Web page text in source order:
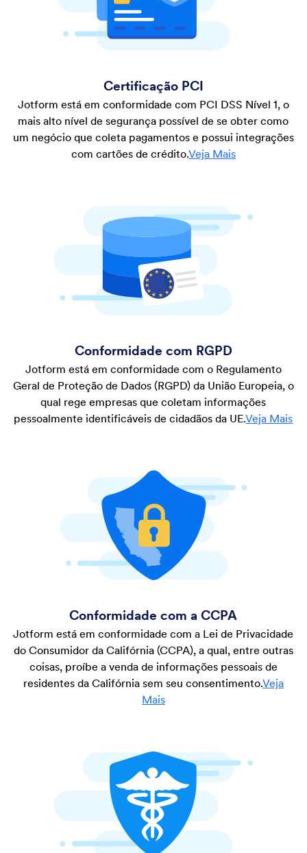
Certificação PCI
Jotform está em conformidade com PCI DSS Nível 1, o
mais alto nível de segurança possível de se obter como
um negócio que coleta pagamentos e possui integrações
com cartões de crédito.Veja Mais
Conformidade com RGPD
Jotform está em conformidade com o Regulamento
Geral de Proteção de Dados (RGPD) da União Europeia, o
qual rege empresas que coletam informações
pessoalmente identificáveis de cidadãos da UE.Veja Mais
Conformidade com a CCPA
Jotform está em conformidade com a Lei de Privacidade
do Consumidor da Califórnia (CCPA), a qual, entre outras
coisas, proíbe a venda de informações pessoais de
residentes da Califórnia sem seu consentimento.Veja
Mais